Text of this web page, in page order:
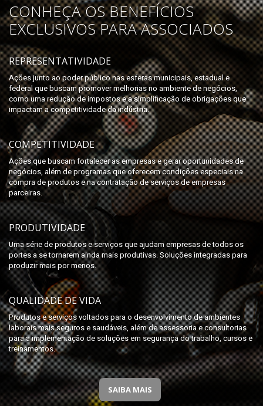
CONHEÇA OS BENEFÍCIOS
EXCLUSIVOS PARA ASSOCIADOS
REPRESENTATIVIDADE
Ações junto ao poder público nas esferas municipais, estadual e
federal que buscam promover melhorias no ambiente de negócios,
como uma redução de impostos e a simplificação de obrigações que
impactam a competitividade da indústria.
COMPETITIVIDADE
Ações que buscam fortalecer as empresas e gerar oportunidades de
negócios, além de programas que oferecem condições especiais na
compra de produtos e na contratação de serviços de empresas
parceiras.
PRODUTIVIDADE
Uma série de produtos e serviços que ajudam empresas de todos os
portes a se tornarem ainda mais produtivas. Soluções integradas para
produzir mais por menos.
QUALIDADE DE VIDA
Produtos e serviços voltados para o desenvolvimento de ambientes
laborais mais seguros e saudáveis, além de assessoria e consultorias
para a implementação de soluções em segurança do trabalho, cursos e
treinamentos.
SAIBA MAIS